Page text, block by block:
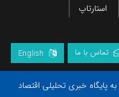
استارتاپ
تماس با ما English
پایگاه خبری تحلیلی اقتصاد